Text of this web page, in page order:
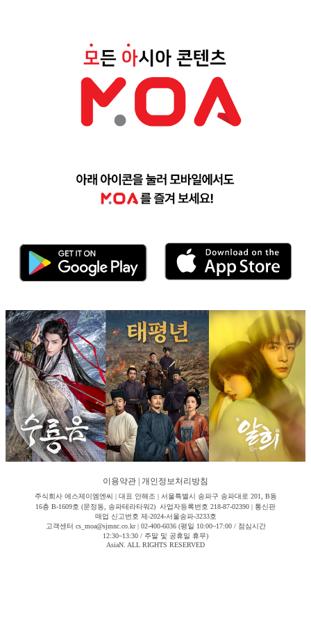
이용약관 개인정보처리방침
주식회사 에스제이엠엔씨 | 대표 안해조 | 서울특별시 송파구 송파대로 201, B동
16층 B-1609호 (문정동, 송파테라타워2) 사업자등록번호 218-87-02390 | 통신판
매업 신고번호 제-2024-서울송파-3233호
고객센터 cs_moa@sjmnc.co.kr | 02-400-6036 (평일 10:00~17:00 / 점심시간
12:30~13:30 / 주말 및 공휴일 휴무)
AsiaN. ALL RIGHTS RESERVED